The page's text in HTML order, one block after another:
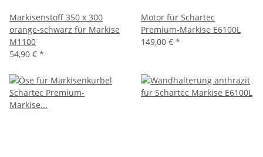
Markisenstoff 350 x 300
orange-schwarz für Markise
M1100
54,90 € *
Motor für Schartec
Premium-Markise E6100L
149,00 € *